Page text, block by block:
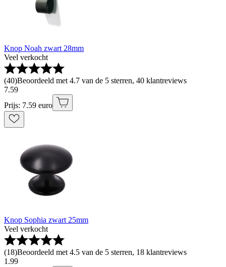
Knop Noah zwart 28mm
Veel verkocht
(40)Beoordeeld met 4.7 van de 5 sterren, 40 klantreviews
7.59
Prijs: 7.59 euro
Knop Sophia zwart 25mm
Veel verkocht
(18)Beoordeeld met 4.5 van de 5 sterren, 18 klantreviews
1 .99